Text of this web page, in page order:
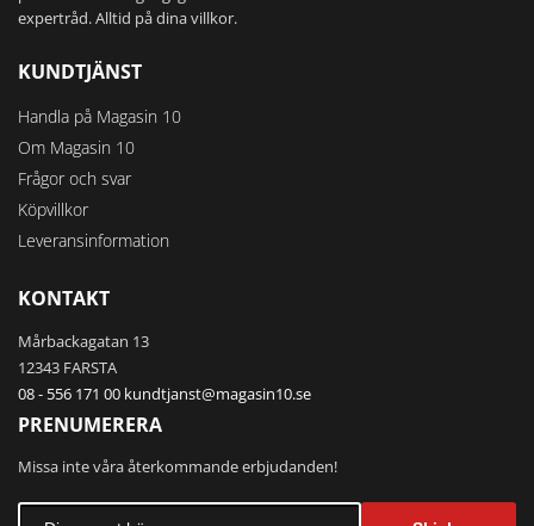
expertråd. Alltid på dina villkor.
KUNDTJÄNST
Handla på Magasin 10
Om Magasin 10
Frågor och svar
Köpvillkor
Leveransinformation
KONTAKT
Mårbackagatan 13
12343 FARSTA
08 - 556 171 00 kundtjanst@magasin10.se
PRENUMERERA
Missa inte våra återkommande erbjudanden!